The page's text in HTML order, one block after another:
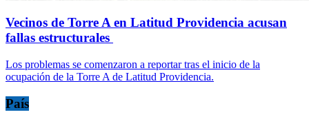
Vecinos de Torre A en Latitud Providencia acusan
fallas estructurales
Los problemas se comenzaron a reportar tras el inicio de la
ocupación de la Torre A de Latitud Providencia.
País